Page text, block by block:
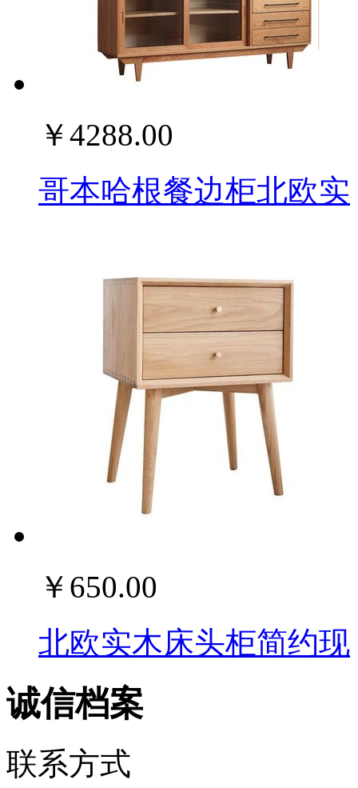
￥4288.00
哥本哈根餐边柜北欧实
￥650.00
北欧实木床头柜简约现
诚信档案
联系方式